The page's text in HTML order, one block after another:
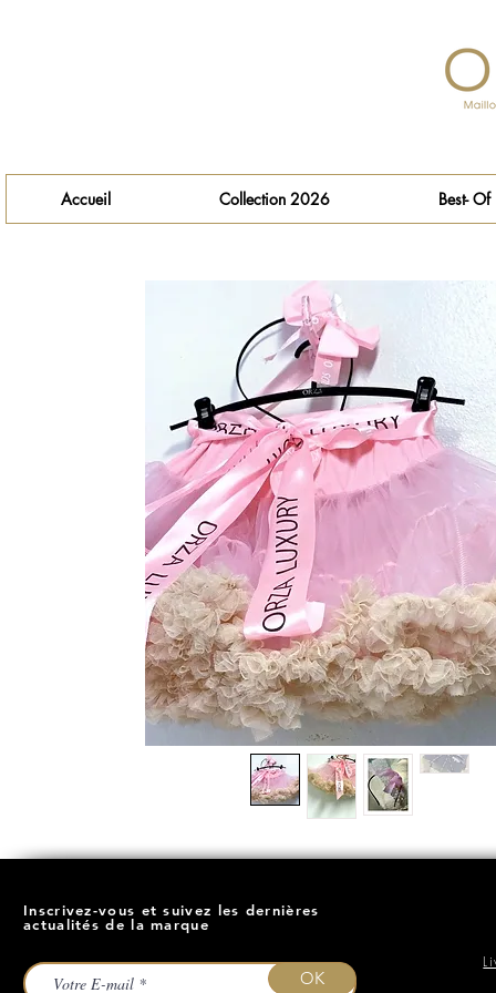
Accueil Collection 2026 Best- Of
Inscrivez-vous et suivez les dernières
actualités de la marque
OK